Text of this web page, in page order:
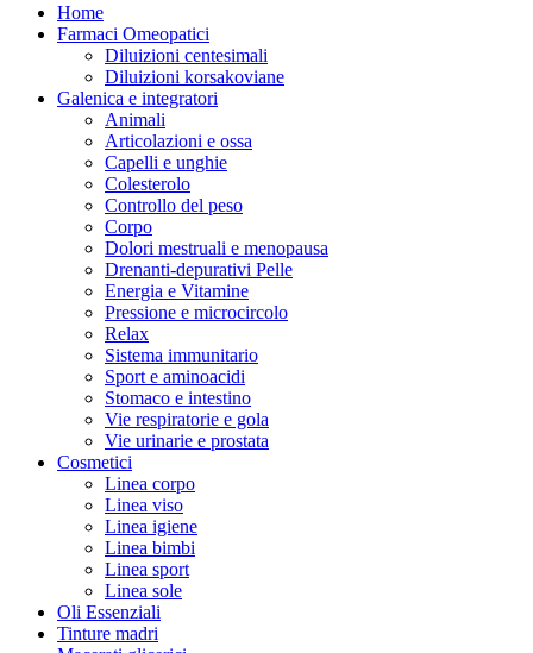
Home
Farmaci Omeopatici
Diluizioni centesimali
Diluizioni korsakoviane
Galenica e integratori
Animali
Articolazioni e ossa
Capelli e unghie
Colesterolo
Controllo del peso
Corpo
Dolori mestruali e menopausa
Drenanti-depurativi Pelle
Energia e Vitamine
Pressione e microcircolo
Relax
Sistema immunitario
Sport e aminoacidi
Stomaco e intestino
Vie respiratorie e gola
Vie urinarie e prostata
Cosmetici
Linea corpo
Linea viso
Linea igiene
Linea bimbi
Linea sport
Linea sole
Oli Essenziali
Tinture madri